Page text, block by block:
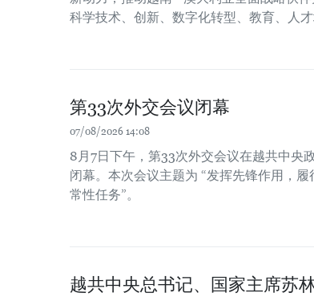
科学技术、创新、数字化转型、教育、人
第33次外交会议闭幕
07/08/2026 14:08
8月7日下午，第33次外交会议在越共中央
闭幕。本次会议主题为 “发挥先锋作用，
常性任务”。
越共中央总书记、国家主席苏